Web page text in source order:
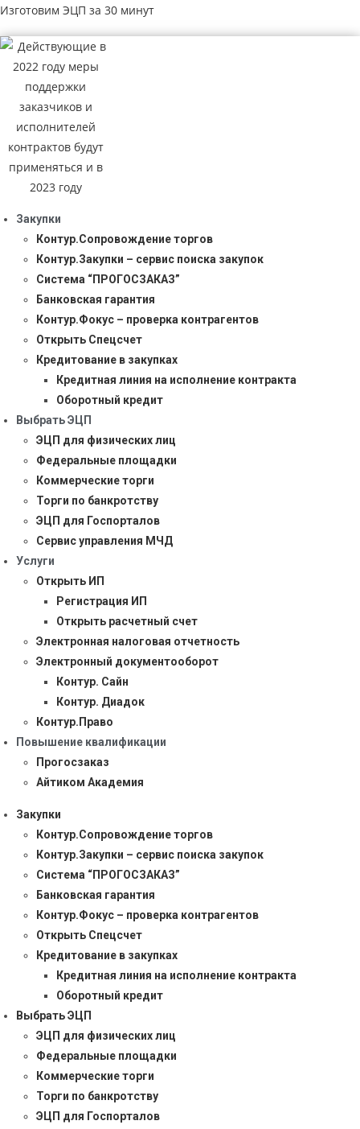
Изготовим ЭЦП за 30 минут
Закупки
Контур.Сопровождение торгов
Контур.Закупки – сервис поиска закупок
Система “ПРОГОСЗАКАЗ”
Банковская гарантия
Контур.Фокус – проверка контрагентов
Открыть Спецсчет
Кредитование в закупках
Кредитная линия на исполнение контракта
Оборотный кредит
Выбрать ЭЦП
ЭЦП для физических лиц
Федеральные площадки
Коммерческие торги
Торги по банкротству
ЭЦП для Госпорталов
Сервис управления МЧД
Услуги
Открыть ИП
Регистрация ИП
Открыть расчетный счет
Электронная налоговая отчетность
Электронный документооборот
Контур. Сайн
Контур. Диадок
Контур.Право
Повышение квалификации
Прогосзаказ
Айтиком Академия
Закупки
Контур.Сопровождение торгов
Контур.Закупки – сервис поиска закупок
Система “ПРОГОСЗАКАЗ”
Банковская гарантия
Контур.Фокус – проверка контрагентов
Открыть Спецсчет
Кредитование в закупках
Кредитная линия на исполнение контракта
Оборотный кредит
Выбрать ЭЦП
ЭЦП для физических лиц
Федеральные площадки
Коммерческие торги
Торги по банкротству
ЭЦП для Госпорталов